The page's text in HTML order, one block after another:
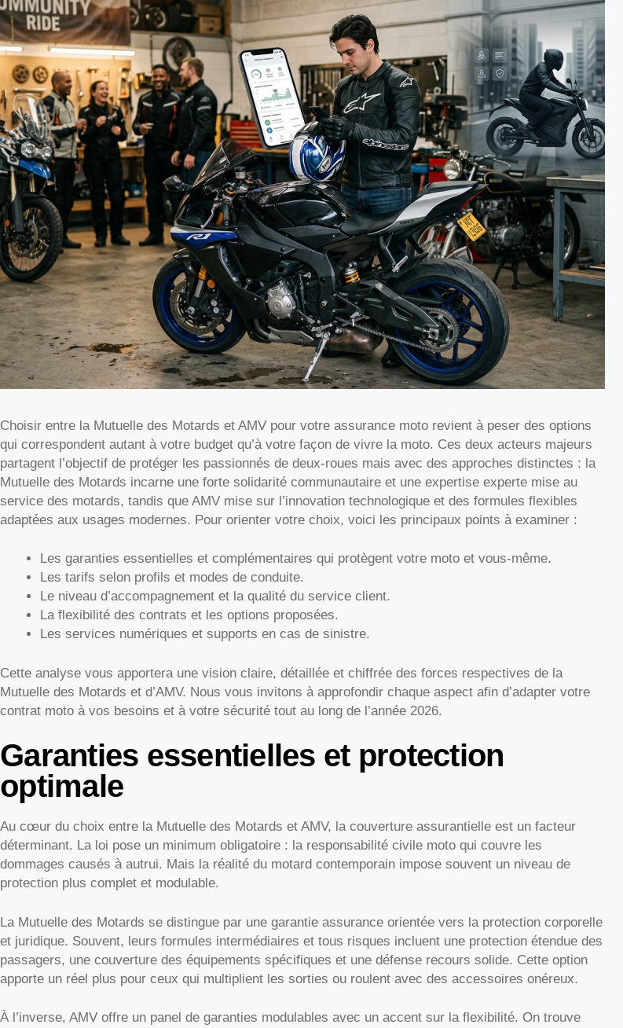
Choisir entre la Mutuelle des Motards et AMV pour votre assurance moto revient à peser des options
qui correspondent autant à votre budget qu’à votre façon de vivre la moto. Ces deux acteurs majeurs
partagent l’objectif de protéger les passionnés de deux-roues mais avec des approches distinctes : la
Mutuelle des Motards incarne une forte solidarité communautaire et une expertise experte mise au
service des motards, tandis que AMV mise sur l’innovation technologique et des formules flexibles
adaptées aux usages modernes. Pour orienter votre choix, voici les principaux points à examiner :
Les garanties essentielles et complémentaires qui protègent votre moto et vous-même.
Les tarifs selon profils et modes de conduite.
Le niveau d’accompagnement et la qualité du service client.
La flexibilité des contrats et les options proposées.
Les services numériques et supports en cas de sinistre.
Cette analyse vous apportera une vision claire, détaillée et chiffrée des forces respectives de la
Mutuelle des Motards et d’AMV. Nous vous invitons à approfondir chaque aspect afin d’adapter votre
contrat moto à vos besoins et à votre sécurité tout au long de l’année 2026.
Garanties essentielles et protection
optimale
Au cœur du choix entre la Mutuelle des Motards et AMV, la couverture assurantielle est un facteur
déterminant. La loi pose un minimum obligatoire : la responsabilité civile moto qui couvre les
dommages causés à autrui. Mais la réalité du motard contemporain impose souvent un niveau de
protection plus complet et modulable.
La Mutuelle des Motards se distingue par une garantie assurance orientée vers la protection corporelle
et juridique. Souvent, leurs formules intermédiaires et tous risques incluent une protection étendue des
passagers, une couverture des équipements spécifiques et une défense recours solide. Cette option
apporte un réel plus pour ceux qui multiplient les sorties ou roulent avec des accessoires onéreux.
À l’inverse, AMV offre un panel de garanties modulables avec un accent sur la flexibilité. On trouve